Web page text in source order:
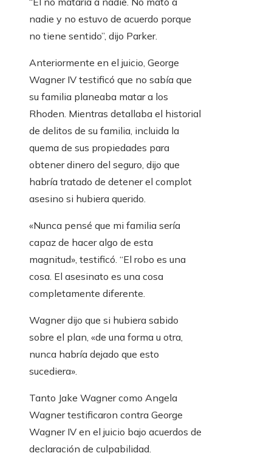
nadie y no estuvo de acuerdo porque
no tiene sentido”, dijo Parker.
Anteriormente en el juicio, George
Wagner IV testificó que no sabía que
su familia planeaba matar a los
Rhoden. Mientras detallaba el historial
de delitos de su familia, incluida la
quema de sus propiedades para
obtener dinero del seguro, dijo que
habría tratado de detener el complot
asesino si hubiera querido.
«Nunca pensé que mi familia sería
capaz de hacer algo de esta
magnitud», testificó. “El robo es una
cosa. El asesinato es una cosa
completamente diferente.
Wagner dijo que si hubiera sabido
sobre el plan, «de una forma u otra,
nunca habría dejado que esto
sucediera».
Tanto Jake Wagner como Angela
Wagner testificaron contra George
Wagner IV en el juicio bajo acuerdos de
declaración de culpabilidad.